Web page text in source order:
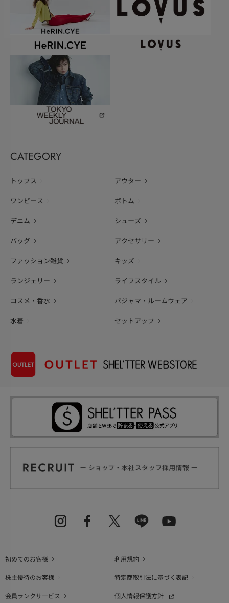
CATEGORY
トップス アウター
ワンピース ボトム
デニム シューズ
バッグ アクセサリー
ファッション雑貨 キッズ
ランジェリー ライフスタイル
コスメ・香水 パジャマ・ルームウェア
水着 セットアップ
初めてのお客様
利用規約
株主優待のお客様
特定商取引法に基づく表記
会員ランクサービス
個人情報保護方針